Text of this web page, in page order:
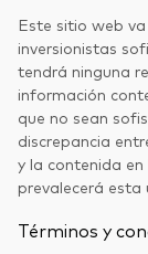
Este sitio web
inversionistas
tendrá ninguna
información
que no sean
discrepancia
y la contenida
prevalecerá esta
Términos y